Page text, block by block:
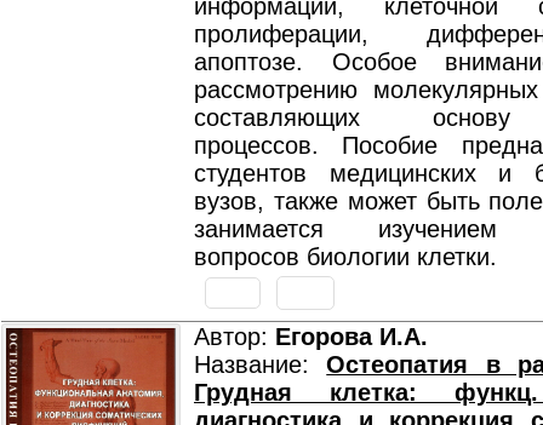
информации, клеточной
пролиферации,
апоптозе. Особое
рассмотрению
составляющих основу
процессов. Пособие
студентов медицинских и
вузов, также может быть
занимается изучением
вопросов биологии клетки.
Автор: Егорова И.А.
Название:Остеопатия в
Грудная клетка: